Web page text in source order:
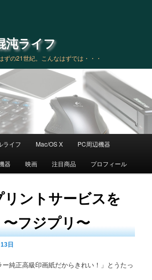
沌ライフ
ずの21世紀。こんなはずでは・・・
移動
移動
ライフ Mac/OS X PC周辺機器
器 映画 注目商品 プロフィール
リントサービスを
フジプリ〜
日
純正高級印画紙だからきれい！」とうたっ